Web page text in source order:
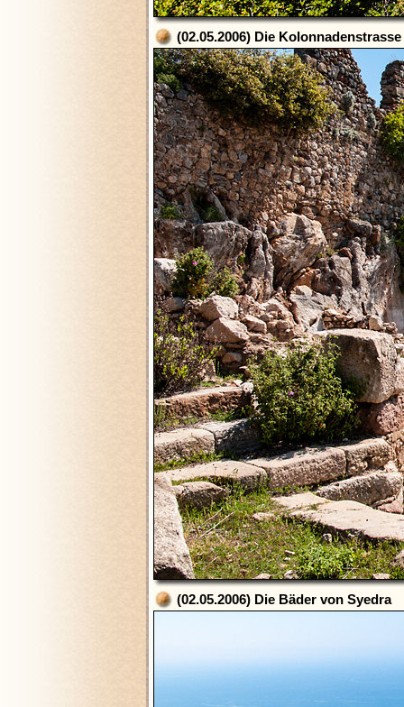
(02.05.2006) Die
(02.05.2006) Die Bäder von Syedra